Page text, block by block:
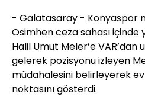
- Galatasaray - Konyaspor
Osimhen ceza sahası
Halil Umut Meler’e VAR’dan
gelerek pozisyonu izleyen
müdahalesini belirleyerek
noktasını gösterdi.